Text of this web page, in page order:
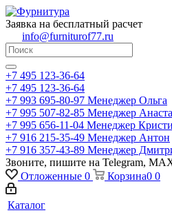
Заявка на бесплатный расчет
info@furniturof77.ru
+7 495 123-36-64
+7 495 123-36-64
+7 993 695-80-97 Менеджер Ольга
+7 995 507-82-85 Менеджер
+7 995 656-11-04 Менеджер
+7 916 215-35-49 Менеджер Антон
+7 916 357-43-89 Менеджер
Звоните, пишите на Telegram,
Отложенные 0 Корзина0 0
Каталог